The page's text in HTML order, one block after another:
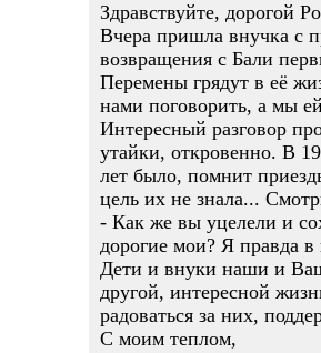
Здравствуйте, дорогой
Вчера пришла внучка с
возвращения с Бали
Перемены грядут в её
нами поговорить, а мы
Интересный разговор
утайки, откровенно. В
лет было, помнит
цель их не знала...
- Как же вы уцелели и
дорогие мои? Я правда
Дети и внуки наши и
другой, интересной
радоваться за них,
С моим теплом,